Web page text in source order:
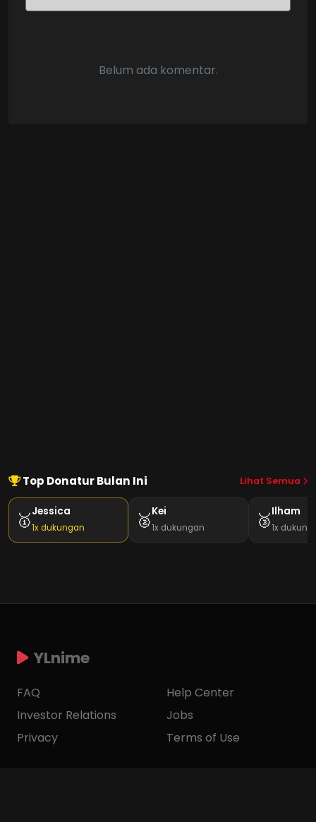
Belum ada komentar.
Top Donatur Bulan Ini Lihat Semua
🥇Jessica
1x dukungan 🥈Kei
1x dukungan 🥉Ilham
1x
YLnime
FAQ
Investor Relations
Privacy
Help Center
Jobs
Terms of Use